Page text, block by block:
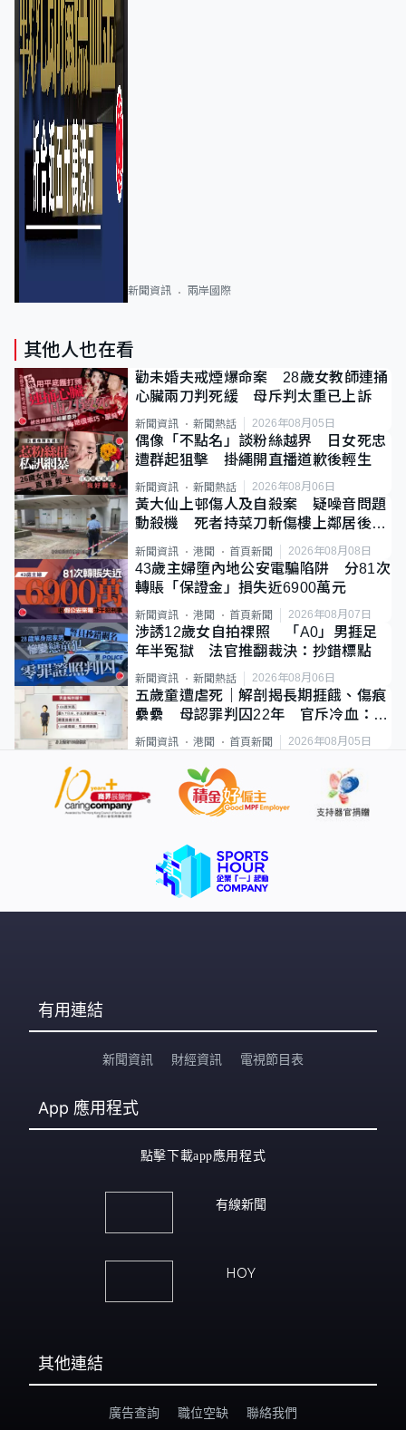
新聞資訊 兩岸國際
其他人也在看
勸未婚夫戒煙爆命案 28歲女教師連捅
心臟兩刀判死緩 母斥判太重已上訴
新聞資訊 新聞熱話 2026年08月05日
偶像「不點名」談粉絲越界 日女死忠
遭群起狙擊 掛繩開直播道歉後輕生
新聞資訊 新聞熱話 2026年08月06日
黃大仙上邨傷人及自殺案 疑噪音問題
動殺機 死者持菜刀斬傷樓上鄰居後墮
新聞資訊 港聞 首頁新聞 2026年08月08日
43歲主婦墮內地公安電騙陷阱 分81次
轉賬「保證金」損失近6900萬元
新聞資訊 港聞 首頁新聞 2026年08月07日
涉誘12歲女自拍祼照 「A0」男捱足
年半冤獄 法官推翻裁決：抄錯標點
新聞資訊 新聞熱話 2026年08月06日
五歲童遭虐死｜解剖揭長期捱餓、傷痕
纍纍 母認罪判囚22年 官斥冷血：同
類案最惡劣
新聞資訊 港聞 首頁新聞 2026年08月05日
有用連結
新聞資訊 財經資訊 電視節目表
App 應用程式
點擊下載app應用程式
有線新聞
HOY
其他連結
廣告查詢 職位空缺 聯絡我們